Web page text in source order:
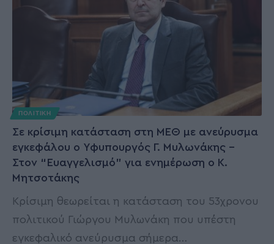
ΠΟΛΙΤΙΚΗ
Σε κρίσιμη κατάσταση στη ΜΕΘ με ανεύρυσμα
εγκεφάλου ο Υφυπουργός Γ. Μυλωνάκης –
Στον “Ευαγγελισμό” για ενημέρωση ο Κ.
Μητσοτάκης
Κρίσιμη θεωρείται η κατάσταση του 53χρονου
πολιτικού Γιώργου Μυλωνάκη που υπέστη
εγκεφαλικό ανεύρυσμα σήμερα